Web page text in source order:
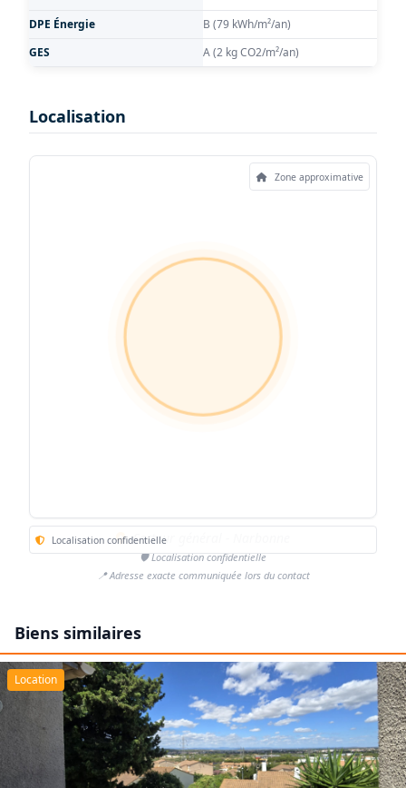
DPE Énergie
B (79 kWh/m²/an)
GES
A (2 kg CO2/m²/an)
Localisation
Zone approximative
Localisation confidentielleSecteur général - Narbonne
🛡️ Localisation confidentielle
📍 Adresse exacte communiquée lors du contact
Biens similaires
Location